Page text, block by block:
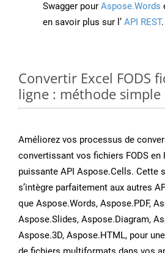
Swagger pour Aspose.Words
en savoir plus sur l’ API REST.
Convertir Excel FODS
ligne : méthode
Améliorez vos processus de
convertissant vos fichiers FODS en
puissante API Aspose.Cells. Cette
s’intègre parfaitement aux autres
que Aspose.Words, Aspose.PDF,
Aspose.Slides, Aspose.Diagram,
Aspose.3D, Aspose.HTML, pour